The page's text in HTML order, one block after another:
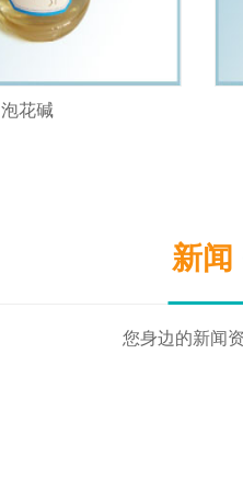
泡花碱
新闻
您身边的新闻